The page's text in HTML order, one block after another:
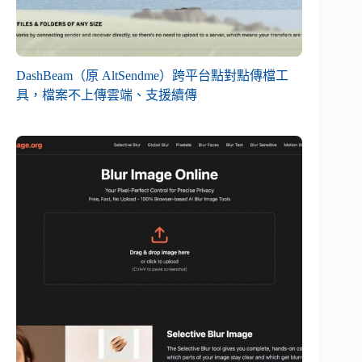
DashBeam（原 AltSendme）跨平台點對點傳檔工
具，檔案不上傳雲端、支援續傳